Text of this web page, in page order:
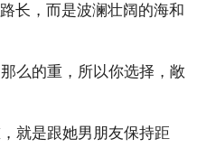
长，而是波澜壮阔的海和
么的重，所以你选择，敞
就是跟她男朋友保持距